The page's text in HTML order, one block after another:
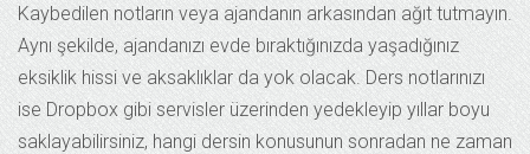
Kaybedilen notların veya ajandanın arkasından ağıt tutmayın.
Aynı şekilde, ajandanızı evde bıraktığınızda yaşadığınız
eksiklik hissi ve aksaklıklar da yok olacak. Ders notlarınızı
ise Dropbox gibi servisler üzerinden yedekleyip yıllar boyu
saklayabilirsiniz, hangi dersin konusunun sonradan ne zaman